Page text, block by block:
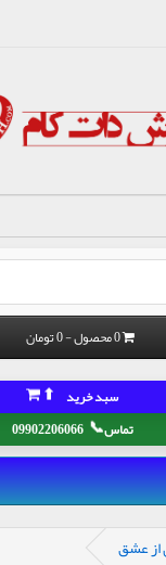
0 محصول - 0 تومان
تماس📞
09902206066
سبد خرید ⬆
عشق